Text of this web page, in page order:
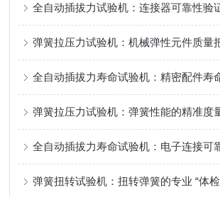
全自动插拔力试验机：连接器可靠性验
弹簧拉压力试验机：机械弹性元件质量
全自动插拔力寿命试验机：精密配件寿
弹簧拉压力试验机：弹簧性能的精准度
全自动插拔力寿命试验机：电子连接可
弹簧扭转试验机：扭转弹簧的专业 “体